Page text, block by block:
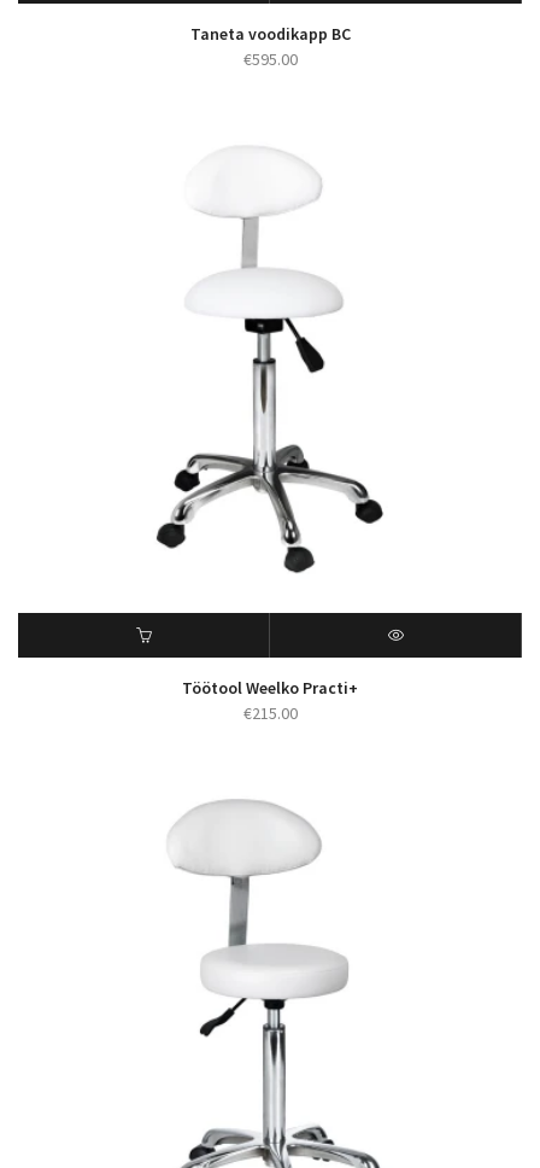
Taneta voodikapp BC
€595.00
Töötool Weelko Practi+
€215.00